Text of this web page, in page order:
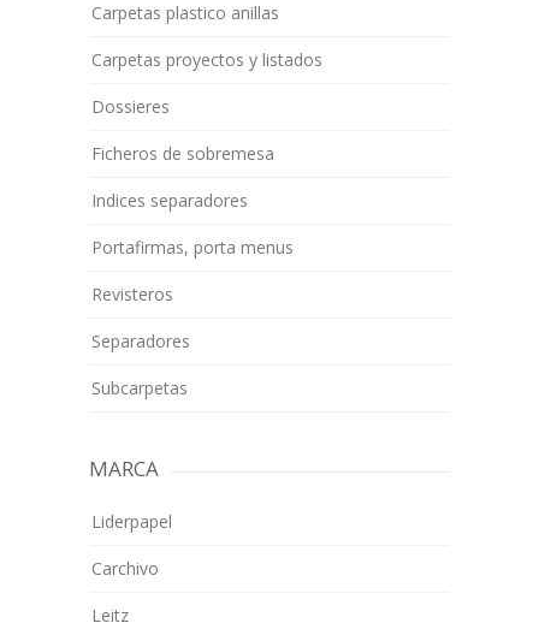
Carpetas plastico anillas
Carpetas proyectos y listados
Dossieres
Ficheros de sobremesa
Indices separadores
Portafirmas, porta menus
Revisteros
Separadores
Subcarpetas
MARCA
Liderpapel
Carchivo
Leitz